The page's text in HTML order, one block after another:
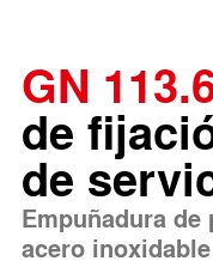
GN
de
de
Empuñadura
acero